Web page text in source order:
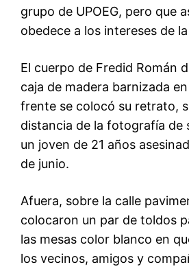
grupo de UPOEG, pero que
obedece a los intereses de
El cuerpo de Fredid Román
caja de madera barnizada
frente se colocó su retrato,
distancia de la fotografía de
un joven de 21 años
de junio.
Afuera, sobre la calle
colocaron un par de toldos
las mesas color blanco en
los vecinos, amigos y